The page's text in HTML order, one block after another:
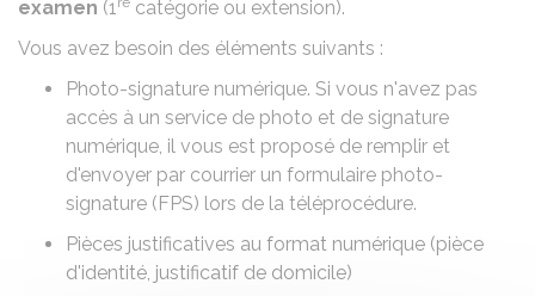
examen (1
catégorie ou extension).
Vous avez besoin des éléments suivants :
Photo-signature numérique. Si vous n'avez pas
accès à un service de photo et de signature
numérique, il vous est proposé de remplir et
d'envoyer par courrier un formulaire photo-
signature (FPS) lors de la téléprocédure.
Pièces justificatives au format numérique (pièce
d'identité, justificatif de domicile)